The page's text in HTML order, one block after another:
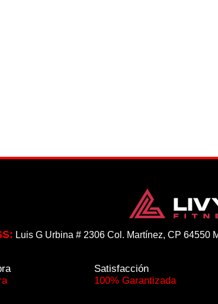
Luis G Urbina # 2306 Col. Martínez, CP 64550
Satisfacción
100% Garantizada